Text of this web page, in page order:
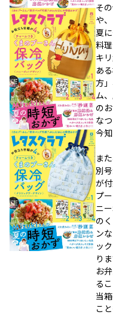
そ
や
夏
料
キ
あ
方
ム
の
な
今
ま
別
が
プ
ニ
の
ン
ッ
りま
お
る
当
こ